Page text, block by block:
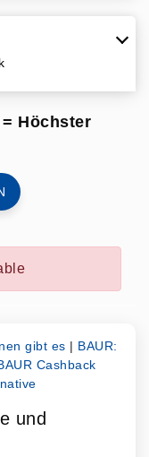
Höchster
gibt es | BAUR:
Cashback
und